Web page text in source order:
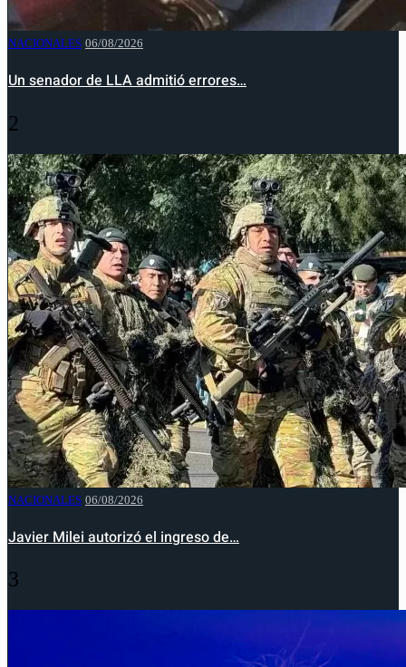
NACIONALES 06/08/2026
Un senador de LLA admitió errores…
2
NACIONALES 06/08/2026
Javier Milei autorizó el ingreso de…
3